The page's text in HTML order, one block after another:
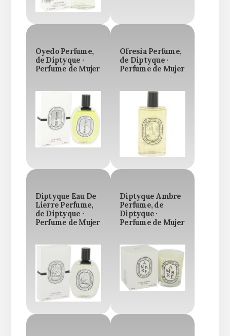
Oyedo Perfume,
de Diptyque ·
Perfume de Mujer
Ofresia Perfume,
de Diptyque ·
Perfume de Mujer
Diptyque Eau De
Lierre Perfume,
de Diptyque ·
Perfume de Mujer
Diptyque Ambre
Perfume, de
Diptyque ·
Perfume de Mujer